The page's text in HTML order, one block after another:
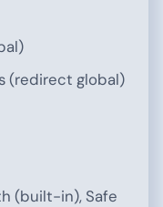
(redirect global)
(built-in), Safe